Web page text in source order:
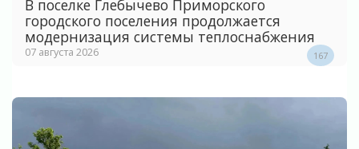
В поселке Глебычево Приморского
городского поселения продолжается
модернизация системы теплоснабжения
07 августа 2026 167